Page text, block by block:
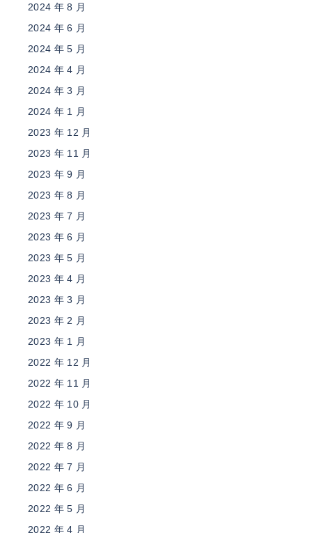
2024 年 8 月
2024 年 6 月
2024 年 5 月
2024 年 4 月
2024 年 3 月
2024 年 1 月
2023 年 12 月
2023 年 11 月
2023 年 9 月
2023 年 8 月
2023 年 7 月
2023 年 6 月
2023 年 5 月
2023 年 4 月
2023 年 3 月
2023 年 2 月
2023 年 1 月
2022 年 12 月
2022 年 11 月
2022 年 10 月
2022 年 9 月
2022 年 8 月
2022 年 7 月
2022 年 6 月
2022 年 5 月
2022 年 4 月